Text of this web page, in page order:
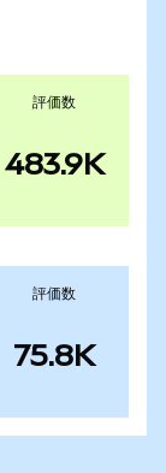
評価数
483.9K
評価数
75.8K